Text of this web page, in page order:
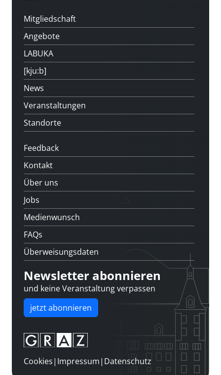
Mitgliedschaft
Angebote
LABUKA
[kju:b]
News
Veranstaltungen
Standorte
Feedback
Kontakt
Über uns
Jobs
Medienwunsch
FAQs
Überweisungsdaten
Newsletter abonnieren
und keine Veranstaltung verpassen
jetzt abonnieren
Cookies| Impressum| Datenschutz